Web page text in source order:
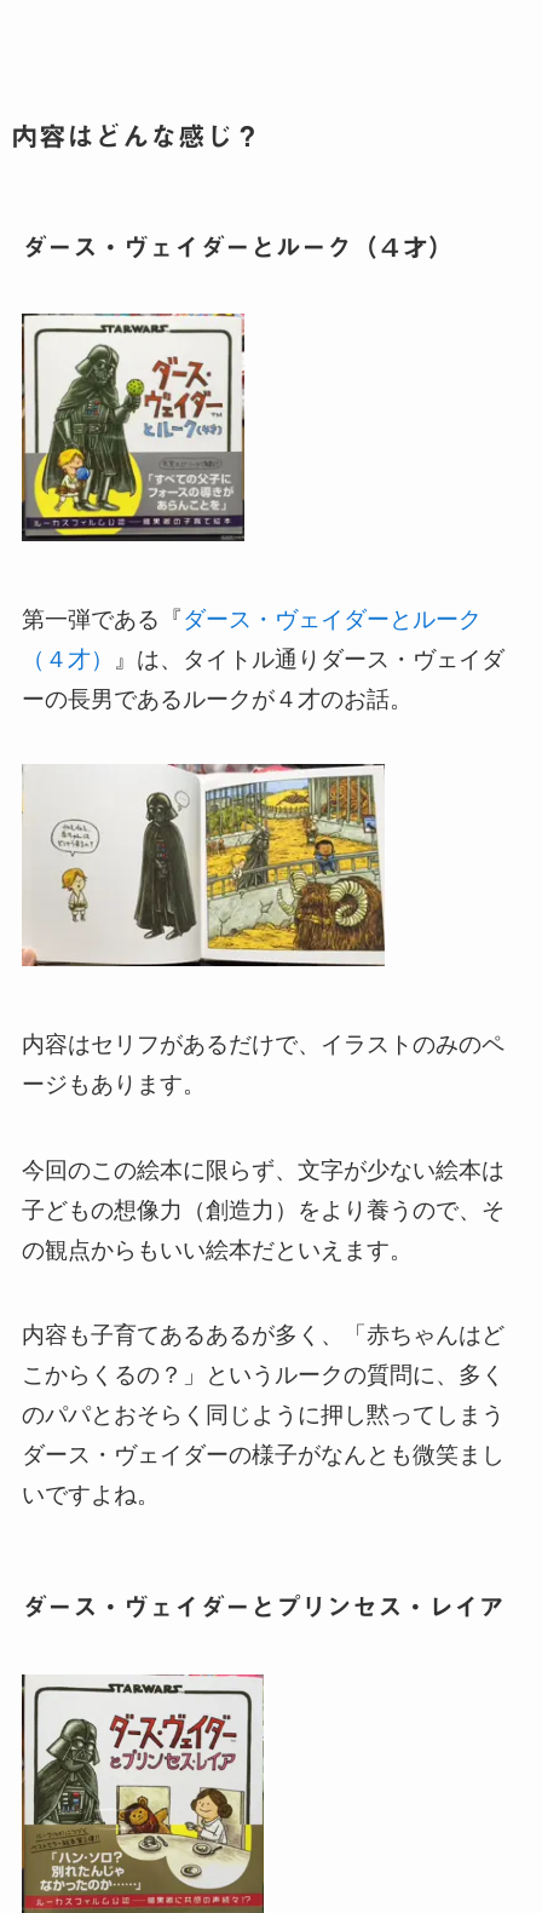
内容はどんな感じ？
ダース・ヴェイダーとルーク（４才）
第一弾である『ダース・ヴェイダーとルーク
（４才）
』は、タイトル通りダース・ヴェイダ
ーの長男であるルークが４才のお話。
内容はセリフがあるだけで、イラストのみのペ
ージもあります。
今回のこの絵本に限らず、文字が少ない絵本は
子どもの想像力（創造力）をより養うので、そ
の観点からもいい絵本だといえます。
内容も子育てあるあるが多く、「赤ちゃんはど
こからくるの？」というルークの質問に、多く
のパパとおそらく同じように押し黙ってしまう
ダース・ヴェイダーの様子がなんとも微笑まし
いですよね。
ダース・ヴェイダーとプリンセス・レイア